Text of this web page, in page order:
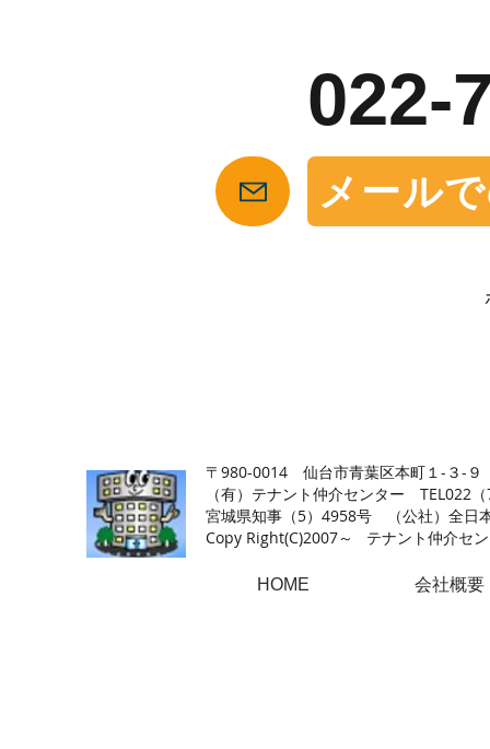
022-
メール
〒980-0014 仙台市青葉区本町１-３-９
（有）テナント仲介センター TEL022
宮城県知事（5）4958号 （公社）全日
Copy Right(C)2007～ テナント仲介セ
HOME 会社概要